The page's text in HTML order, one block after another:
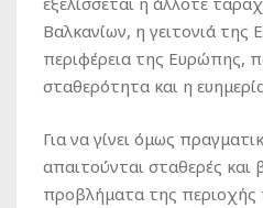
Βαλκανίων, η γειτονιά της
περιφέρεια της Ευρώπης,
σταθερότητα και η
Για να γίνει όμως
απαιτούνται σταθερές και
προβλήματα της περιοχής